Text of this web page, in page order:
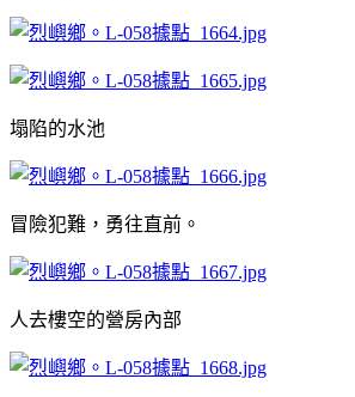
塌陷的水池
冒險犯難，勇往直前。
人去樓空的營房內部